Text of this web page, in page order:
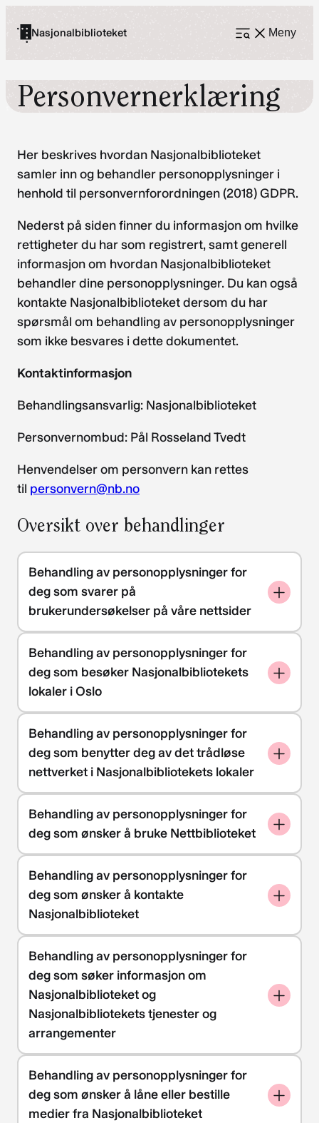
Nasjonalbiblioteket Meny
Åpne
Personvernerklæring
Her beskrives hvordan Nasjonalbiblioteket
samler inn og behandler personopplysninger i
henhold til personvernforordningen (2018) GDPR.
Nederst på siden finner du informasjon om hvilke
rettigheter du har som registrert, samt generell
informasjon om hvordan Nasjonalbiblioteket
behandler dine personopplysninger. Du kan også
kontakte Nasjonalbiblioteket dersom du har
spørsmål om behandling av personopplysninger
som ikke besvares i dette dokumentet.
Kontaktinformasjon
Behandlingsansvarlig: Nasjonalbiblioteket
Personvernombud: Pål Rosseland Tvedt
Henvendelser om personvern kan rettes
til personvern@nb.no
Oversikt over behandlinger
Behandling av personopplysninger for
deg som svarer på
brukerundersøkelser på våre nettsider
Behandling av personopplysninger for
deg som besøker Nasjonalbibliotekets
lokaler i Oslo
Behandling av personopplysninger for
deg som benytter deg av det trådløse
nettverket i Nasjonalbibliotekets lokaler
Behandling av personopplysninger for
deg som ønsker å bruke Nettbiblioteket
Behandling av personopplysninger for
deg som ønsker å kontakte
Nasjonalbiblioteket
Behandling av personopplysninger for
deg som søker informasjon om
Nasjonalbiblioteket og
Nasjonalbibliotekets tjenester og
arrangementer
Behandling av personopplysninger for
deg som ønsker å låne eller bestille
medier fra Nasjonalbiblioteket